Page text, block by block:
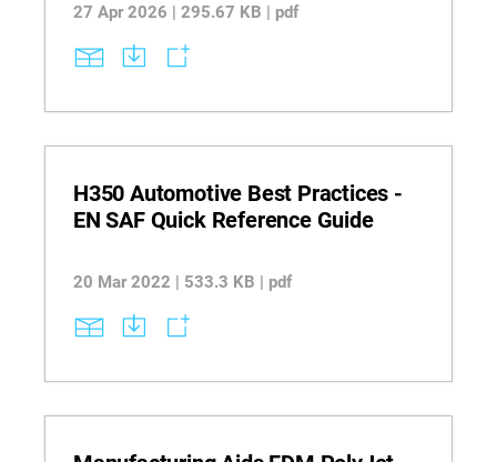
Resin을 사용하여 양산 부품과 프로토타입을 제
통해 인쇄 간 반복성을 유지하면서 표면 품질을
향상시키는 방식을 확인하십시오. 항공기 인테리
리드 타임 단축, 인력 및 자재 사용 감소, 보다 신
수 있습니다.
27 Apr 2026 | 295.67 KB | pdf
H350 Automotive Best Practices -
EN SAF Quick Reference Guide
20 Mar 2022 | 533.3 KB | pdf